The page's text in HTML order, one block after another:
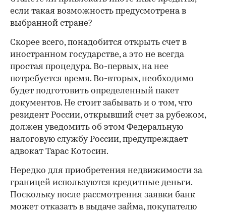
если такая возможность предусмотрена в
выбранной стране?
Скорее всего, понадобится открыть счет в
иностранном государстве, а это не всегда
простая процедура. Во-первых, на нее
потребуется время. Во-вторых, необходимо
будет подготовить определенный пакет
документов. Не стоит забывать и о том, что
резидент России, открывший счет за рубежом,
должен уведомить об этом Федеральную
налоговую службу России, предупреждает
адвокат Тарас Котосин.
Нередко для приобретения недвижимости за
границей используются кредитные деньги.
Поскольку после рассмотрения заявки банк
может отказать в выдаче займа, покупателю